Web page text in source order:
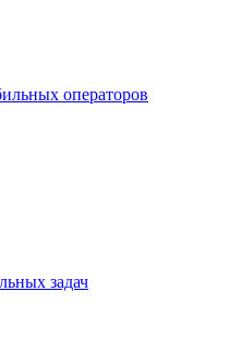
операторов
задач